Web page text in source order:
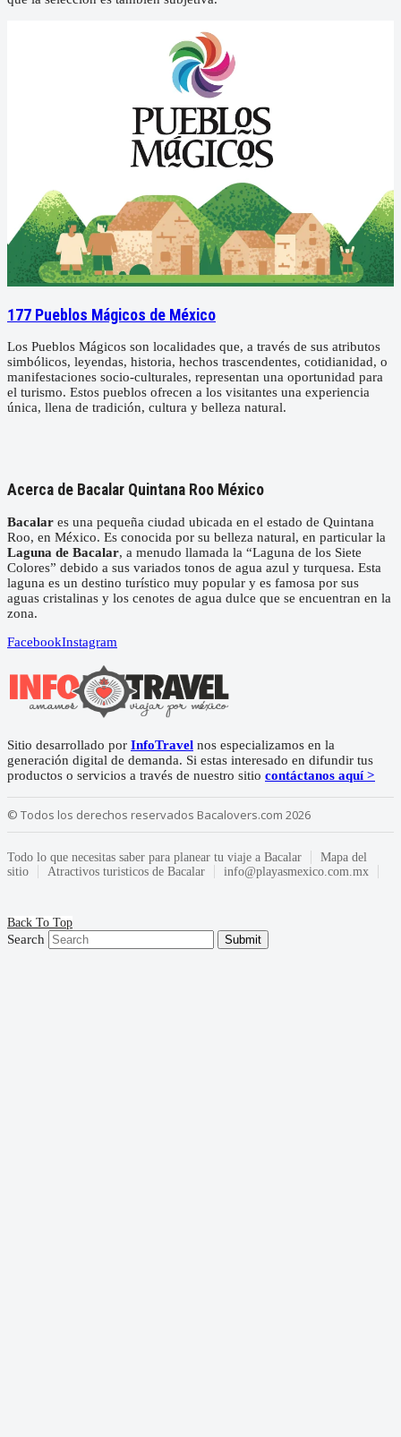
177 Pueblos Mágicos de México
Los Pueblos Mágicos son localidades que, a través de sus atributos
simbólicos, leyendas, historia, hechos trascendentes, cotidianidad, o
manifestaciones socio-culturales, representan una oportunidad para
el turismo. Estos pueblos ofrecen a los visitantes una experiencia
única, llena de tradición, cultura y belleza natural.
Acerca de Bacalar Quintana Roo México
Bacalar es una pequeña ciudad ubicada en el estado de Quintana
Roo, en México. Es conocida por su belleza natural, en particular la
Laguna de Bacalar, a menudo llamada la “Laguna de los Siete
Colores” debido a sus variados tonos de agua azul y turquesa. Esta
laguna es un destino turístico muy popular y es famosa por sus
aguas cristalinas y los cenotes de agua dulce que se encuentran en la
zona.
FacebookInstagram
Sitio desarrollado por InfoTravel nos especializamos en la
generación digital de demanda. Si estas interesado en difundir tus
productos o servicios a través de nuestro sitio contáctanos aquí >
© Todos los derechos reservados Bacalovers.com 2026
Todo lo que necesitas saber para planear tu viaje a Bacalar
Mapa del
sitio
Atractivos turisticos de Bacalar info@playasmexico.com.mx
Back To Top
Search Submit